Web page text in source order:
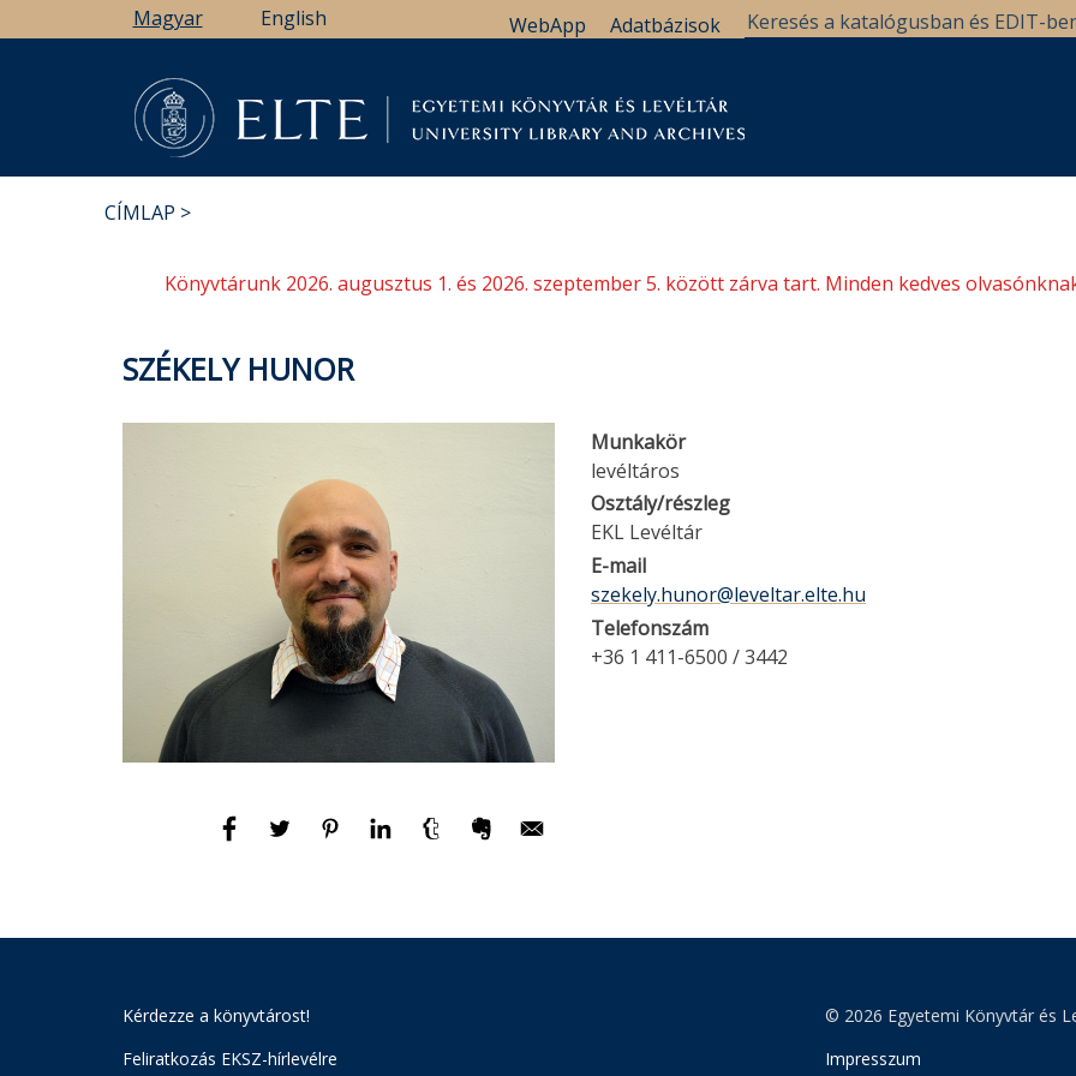
a
Magyar English Adatbázisok
WebApp
Könyvtár Kutatástámogatás Levéltár Támogatás
CÍMLAP
Könyvtárunk 2026. augusztus 1. és 2026. szeptember 5. között zárva tart. Minden kedves
SZÉKELY HUNOR
Munkakör
levéltáros
Osztály/részleg
EKL Levéltár
E-mail
szekely.hunor@leveltar.elte.hu
Telefonszám
+36 1 411-6500 / 3442
Kérdezze a könyvtárost!
Feliratkozás EKSZ-hírlevélre
© 2026 Egyetemi Könyvtár és
Impresszum